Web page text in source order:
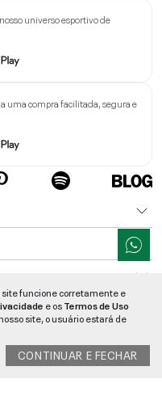
, nosso universo esportivo de
uma compra facilitada, segura e
-RUA MANOEL FRANCISCO
site funcione corretamente e
e osTermos de Uso
site, o usuário estará de
CONTINUAR E FECHAR